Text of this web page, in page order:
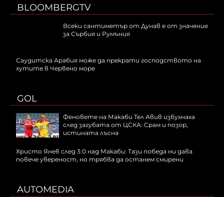
BLOOMBERGTV
Всеки сантиметър от Дунав е от значение
за Сърбия и Румъния
Саудитска Арабия може да прекрати господството на
хутите в Червено море
GOL
Феновете на Макаби Тел Авив избухнаха
след загубата от ЦСКА: Срам и позор,
истината лъсна
Христо Янев след 3:0 над Макаби: Тази победа ни дава
повече увереност, но трябва да останем смирени
AUTOMEDIA